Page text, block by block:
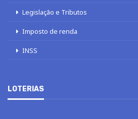
Legislação e Tributos
Imposto de renda
INSS
LOTERIAS